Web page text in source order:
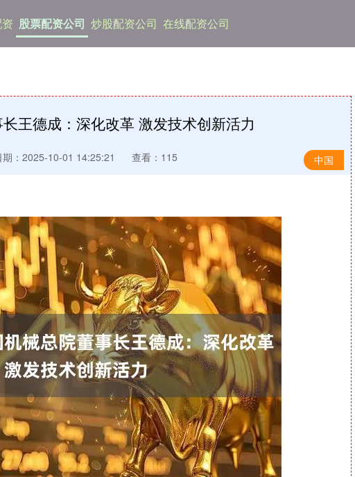
股票配资公司 炒股配资公司 在线配资公司
王德成：深化改革 激发技术创新活力
中国
期：2025-10-01 14:25:21 查看：115
43.37 0.93% 北证50 1134.18 11.30